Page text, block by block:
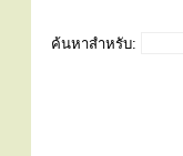
ค้นหาสำหรับ: